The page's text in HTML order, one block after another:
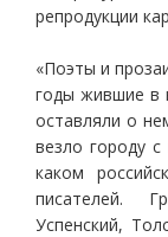
репродукции
«Поэты и
годы жившие в
оставляли о
везло городу
каком
писателей.
Успенский,